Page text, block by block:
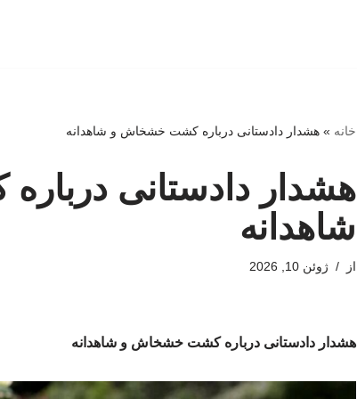
خانه »هشدار دادستانی درباره کشت خشخاش و شاهدانه
هشدار دادستانی
شاهدانه
از ژوئن 10, 2026
هشدار دادستانی درباره کشت خشخاش و شاهدانه